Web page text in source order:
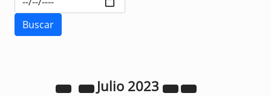
Julio 2023